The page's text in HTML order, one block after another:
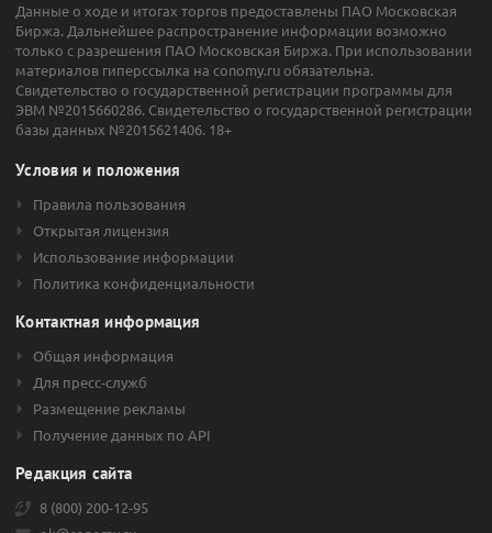
Данные о ходе и итогах торгов предоставлены ПАО Московская
Биржа. Дальнейшее распространение информации возможно
только с разрешения ПАО Московская Биржа. При использовании
материалов гиперссылка на conomy.ru обязательна.
Свидетельство о государственной регистрации программы для
ЭВМ №2015660286. Свидетельство о государственной регистрации
базы данных №2015621406. 18+
Условия и положения
Правила пользования
Открытая лицензия
Использование информации
Политика конфиденциальности
Контактная информация
Общая информация
Для пресс-служб
Размещение рекламы
Получение данных по API
Редакция сайта
8 (800) 200-12-95